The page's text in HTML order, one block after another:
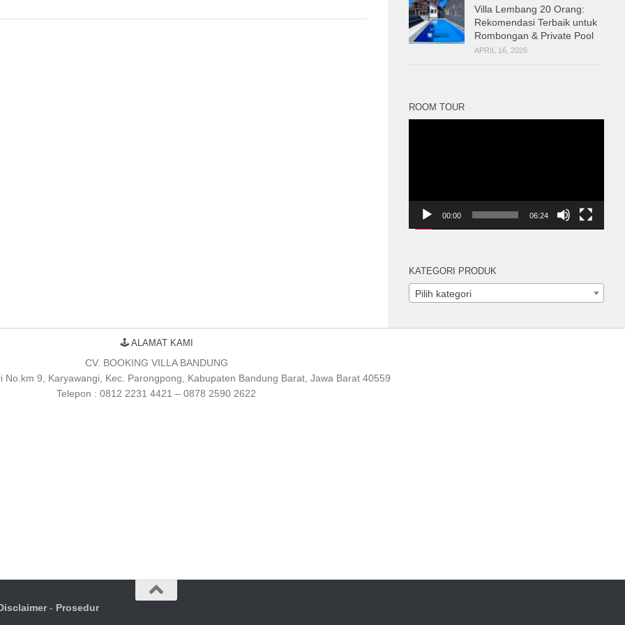
Villa Lembang 20 Orang:
Rekomendasi Terbaik untuk
Rombongan & Private Pool
APRIL 16, 2026
ROOM TOUR
00:00 06:24
KATEGORI PRODUK
Pilih kategori
🕹 ALAMAT KAMI
CV. BOOKING VILLA BANDUNG
No.km 9, Karyawangi, Kec. Parongpong, Kabupaten Bandung Barat, Jawa Barat 40559
Telepon : 0812 2231 4421 – 0878 2590 2622
- Prosedur